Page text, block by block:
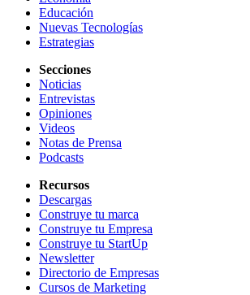
Educación
Nuevas Tecnologías
Estrategias
Secciones
Noticias
Entrevistas
Opiniones
Videos
Notas de Prensa
Podcasts
Recursos
Descargas
Construye tu marca
Construye tu Empresa
Construye tu StartUp
Newsletter
Directorio de Empresas
Cursos de Marketing